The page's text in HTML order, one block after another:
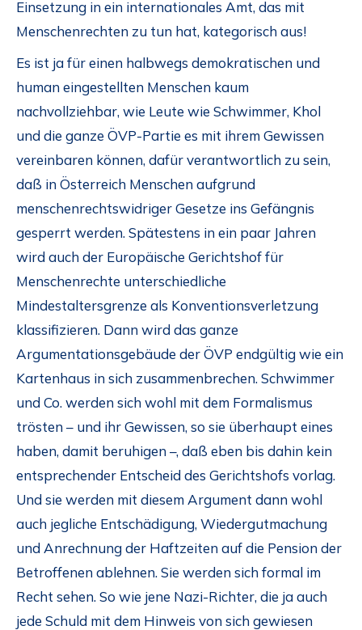
Einsetzung in ein internationales Amt, das mit
Menschenrechten zu tun hat, kategorisch aus!
Es ist ja für einen halbwegs demokratischen und
human eingestellten Menschen kaum
nachvollziehbar, wie Leute wie Schwimmer, Khol
und die ganze ÖVP-Partie es mit ihrem Gewissen
vereinbaren können, dafür verantwortlich zu sein,
daß in Österreich Menschen aufgrund
menschenrechtswidriger Gesetze ins Gefängnis
gesperrt werden. Spätestens in ein paar Jahren
wird auch der Europäische Gerichtshof für
Menschenrechte unterschiedliche
Mindestaltersgrenze als Konventionsverletzung
klassifizieren. Dann wird das ganze
Argumentationsgebäude der ÖVP endgültig wie ein
Kartenhaus in sich zusammenbrechen. Schwimmer
und Co. werden sich wohl mit dem Formalismus
trösten – und ihr Gewissen, so sie überhaupt eines
haben, damit beruhigen –, daß eben bis dahin kein
entsprechender Entscheid des Gerichtshofs vorlag.
Und sie werden mit diesem Argument dann wohl
auch jegliche Entschädigung, Wiedergutmachung
und Anrechnung der Haftzeiten auf die Pension der
Betroffenen ablehnen. Sie werden sich formal im
Recht sehen. So wie jene Nazi-Richter, die ja auch
jede Schuld mit dem Hinweis von sich gewiesen